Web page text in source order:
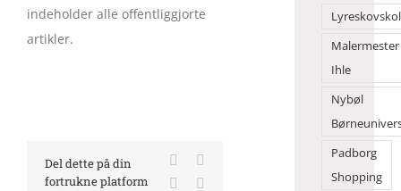
indeholder alle offentliggjorte
artikler.
Del dette på din
fortrukne platform
Facebook
LinkedIn
Malermester
Ihle
Nybøl
Padborg
Shopping